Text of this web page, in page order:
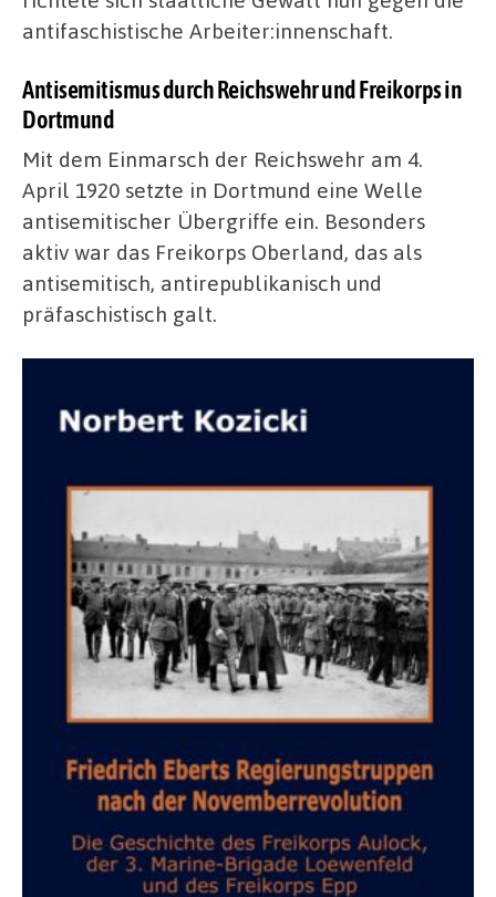
antifaschistische Arbeiter:innenschaft.
Antisemitismus durch Reichswehr und Freikorps in
Dortmund
Mit dem Einmarsch der Reichswehr am 4.
April 1920 setzte in Dortmund eine Welle
antisemitischer Übergriffe ein. Besonders
aktiv war das Freikorps Oberland, das als
antisemitisch, antirepublikanisch und
präfaschistisch galt.